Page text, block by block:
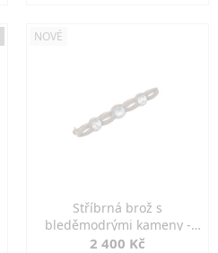
NOVÉ
Stříbrná brož s
bleděmodrými kameny -
jemná elegance
2 400 Kč